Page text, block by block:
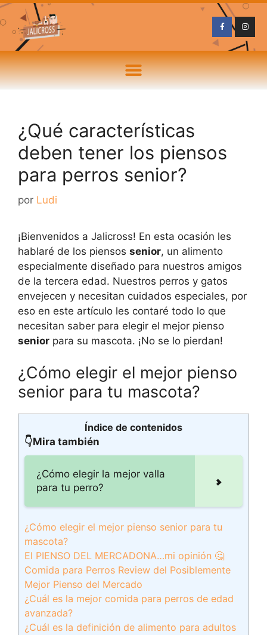
¿Qué características
deben tener los piensos
para perros senior?
por Ludi
¡Bienvenidos a Jalicross! En esta ocasión les
hablaré de los piensos senior, un alimento
especialmente diseñado para nuestros amigos
de la tercera edad. Nuestros perros y gatos
envejecen y necesitan cuidados especiales, por
eso en este artículo les contaré todo lo que
necesitan saber para elegir el mejor pienso
senior para su mascota. ¡No se lo pierdan!
¿Cómo elegir el mejor pienso
senior para tu mascota?
Índice de contenidos
👇Mira también
¿Cómo elegir la mejor valla
para tu perro?
¿Cómo elegir el mejor pienso senior para tu
mascota?
El PIENSO DEL MERCADONA…mi opinión 🤔
Comida para Perros Review del Posiblemente
Mejor Pienso del Mercado
¿Cuál es la mejor comida para perros de edad
avanzada?
¿Cuál es la definición de alimento para adultos